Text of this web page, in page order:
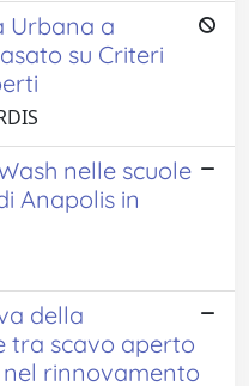
Urbana a
su Criteri
nelle scuole
Anapolis in
della
tra scavo aperto
rinnovamento